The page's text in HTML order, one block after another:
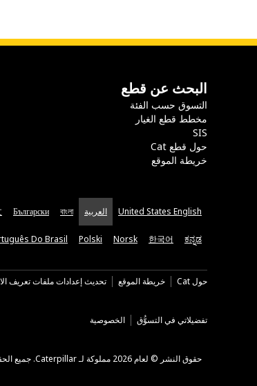
البحث عن قطع
التسوق حسب الفئة
مخطط قطع الغيار
SIS
حول قطع Cat
خريطة الموقع
United States English العربية বাংলা
Български
ಕನ್ನಡ
한국어
Norsk
Polski
Do Brasil
حول Cat خريطة الموقع تحديث إعدادات ملفات تعريف
تفضيلاتي في التسوُّق الخصوصية
حقوق النشر © لعام 2026 مملوكة لـ Caterpillar. جميع الحقوق محفوظة